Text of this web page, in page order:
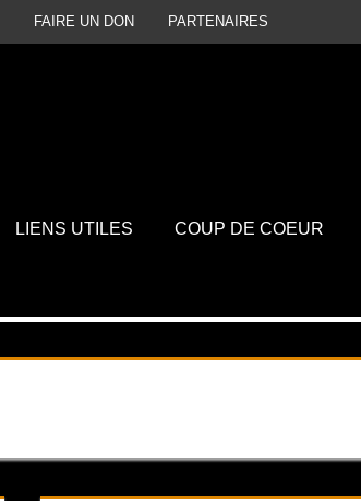
FAIRE UN DON PARTENAIRES
LIENS UTILES COUP DE COEUR